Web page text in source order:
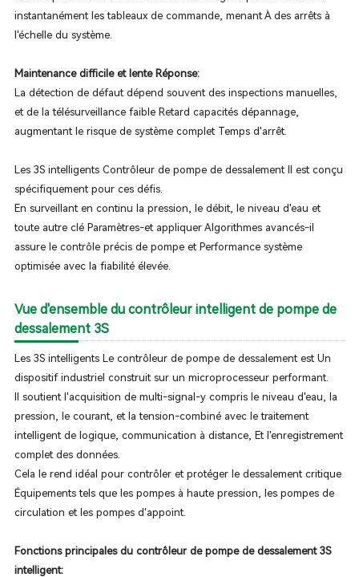
instantanément les tableaux de commande, menant À des arrêts à
l'échelle du système.
Maintenance difficile et lente Réponse:
La détection de défaut dépend souvent des inspections manuelles,
et de la télésurveillance faible Retard capacités dépannage,
augmentant le risque de système complet Temps d'arrêt.
Les 3S intelligents Contrôleur de pompe de dessalement Il est conçu
spécifiquement pour ces défis.
En surveillant en continu la pression, le débit, le niveau d'eau et
toute autre clé Paramètres-et appliquer Algorithmes avancés-il
assure le contrôle précis de pompe et Performance système
optimisée avec la fiabilité élevée.
Vue d'ensemble du contrôleur intelligent de pompe de
dessalement 3S
Les 3S intelligents Le contrôleur de pompe de dessalement est Un
dispositif industriel construit sur un microprocesseur performant.
Il soutient l'acquisition de multi-signal-y compris le niveau d'eau, la
pression, le courant, et la tension-combiné avec le traitement
intelligent de logique, communication à distance, Et l'enregistrement
complet des données.
Cela le rend idéal pour contrôler et protéger le dessalement critique
Équipements tels que les pompes à haute pression, les pompes de
circulation et les pompes d'appoint.
Fonctions principales du contrôleur de pompe de dessalement 3S
intelligent: